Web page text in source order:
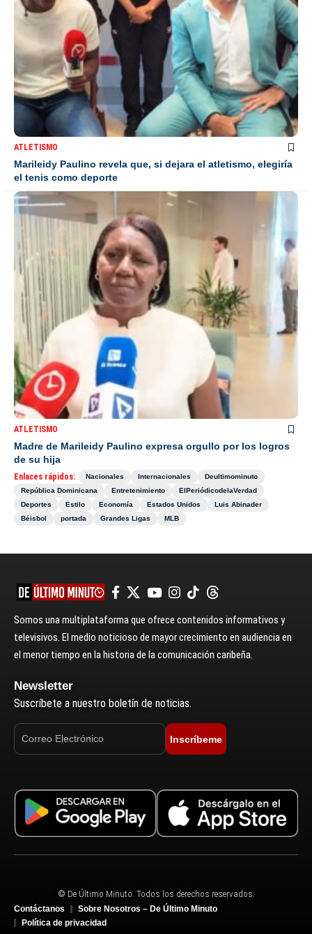
ATLETISMO
Marileidy Paulino revela que, si dejara el atletismo, elegiría
el tenis como deporte
ATLETISMO
Madre de Marileidy Paulino expresa orgullo por los logros
de su hija
Enlaces rápidos: Nacionales Internacionales
Deultimominuto
República Dominicana
Entretenimiento
ElPeriódicodelaVerdad
Deportes
Estilo Economía Estados Unidos
Luis Abinader
Béisbol
portada Grandes Ligas MLB
Somos una multiplataforma que ofrece contenidos informativos y
televisivos. El medio noticioso de mayor crecimiento en audiencia en
el menor tiempo en la historia de la comunicación caribeña.
Newsletter
Suscríbete a nuestro boletín de noticias.
Inscríbeme
© De Último Minuto. Todos los derechos reservados.
Contáctanos
Sobre Nosotros – De Último Minuto
Política de privacidad